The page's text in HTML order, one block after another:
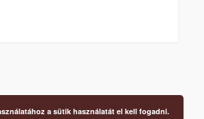
a sütik használatát el kell fogadni.